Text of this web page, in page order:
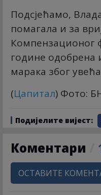
Подсјећамо,
помагала и за
Компензационог
године одобрена
марака због
(Цапитал) Фото:
Подијелите вијест:
Коментари
ОСТАВИТЕ